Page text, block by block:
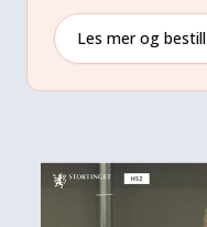
Les mer og bestill